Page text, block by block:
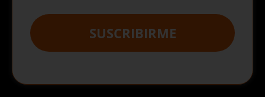
SUSCRIBIRME